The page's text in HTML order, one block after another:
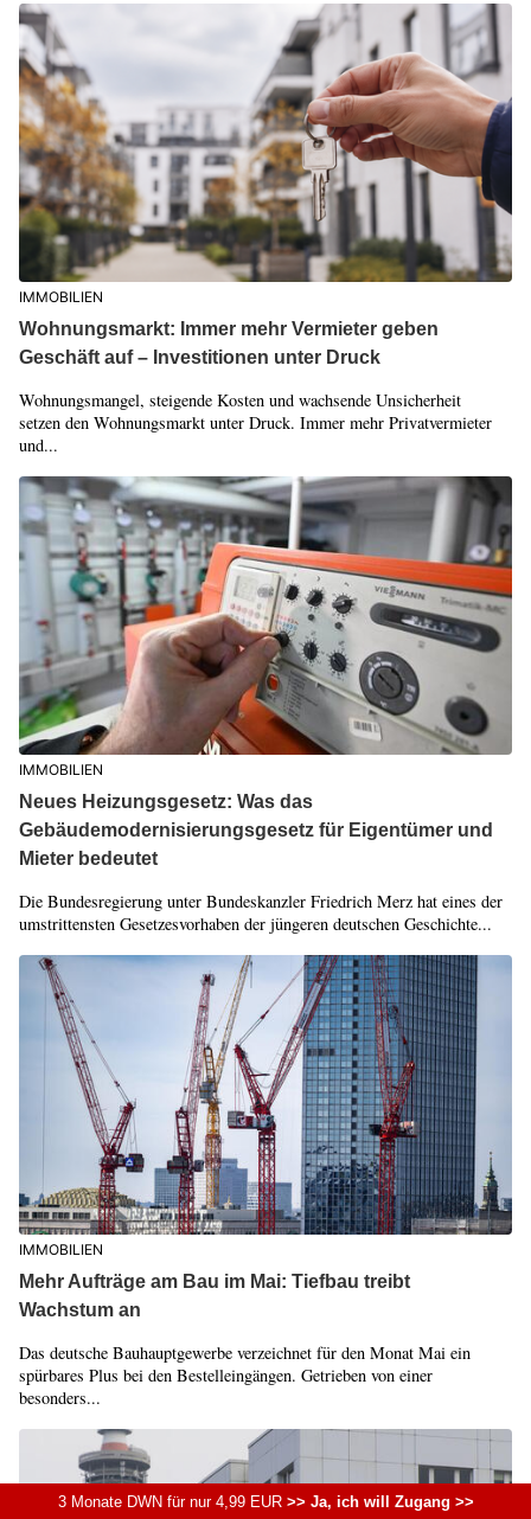
IMMOBILIEN
Wohnungsmarkt: Immer mehr Vermieter geben
Geschäft auf – Investitionen unter Druck
Wohnungsmangel, steigende Kosten und wachsende Unsicherheit
setzen den Wohnungsmarkt unter Druck. Immer mehr Privatvermieter
und...
IMMOBILIEN
Neues Heizungsgesetz: Was das
Gebäudemodernisierungsgesetz für Eigentümer und
Mieter bedeutet
Die Bundesregierung unter Bundeskanzler Friedrich Merz hat eines der
umstrittensten Gesetzesvorhaben der jüngeren deutschen Geschichte...
IMMOBILIEN
Mehr Aufträge am Bau im Mai: Tiefbau treibt
Wachstum an
Das deutsche Bauhauptgewerbe verzeichnet für den Monat Mai ein
spürbares Plus bei den Bestelleingängen. Getrieben von einer
besonders...
3 Monate DWN für nur 4,99 EUR>> Ja, ich will Zugang >>